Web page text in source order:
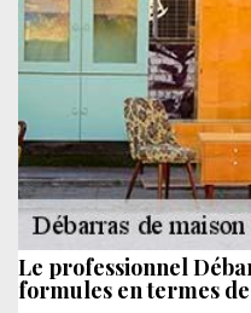
Le professionnel
formules en termes